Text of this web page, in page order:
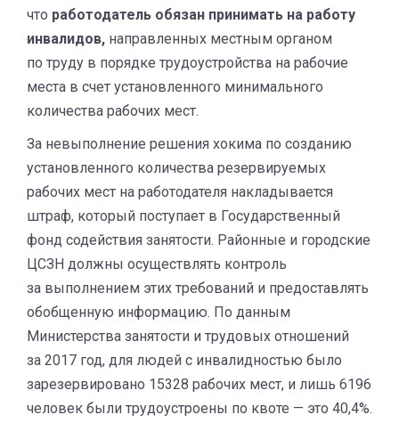
что работодатель обязан принимать на работу
инвалидов, направленных местным органом
по труду в порядке трудоустройства на рабочие
места в счет установленного минимального
количества рабочих мест.
За невыполнение решения хокима по созданию
установленного количества резервируемых
рабочих мест на работодателя накладывается
штраф, который поступает в Государственный
фонд содействия занятости. Районные и городские
ЦСЗН должны осуществлять контроль
за выполнением этих требований и предоставлять
обобщенную информацию. По данным
Министерства занятости и трудовых отношений
за 2017 год, для людей с инвалидностью было
зарезервировано 15328 рабочих мест, и лишь 6196
человек были трудоустроены по квоте — это 40,4%.